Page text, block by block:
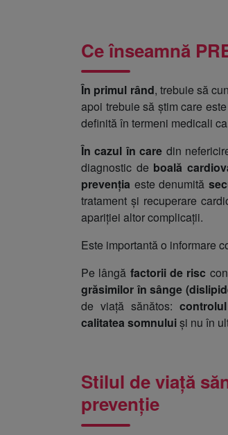
Ce înseamnă
În primul rând, trebuie să
apoi trebuie să știm care
definită în termeni medicali
În cazul în care din
diagnostic de boală
prevenția este denumită
tratament și recuperare
apariției altor complicații.
Este importantă o informare
Pe lângă factorii de risc
grăsimilor în sânge
de viață sănătos:
calitatea somnuluiși nu în
Stilul de viață
prevenție